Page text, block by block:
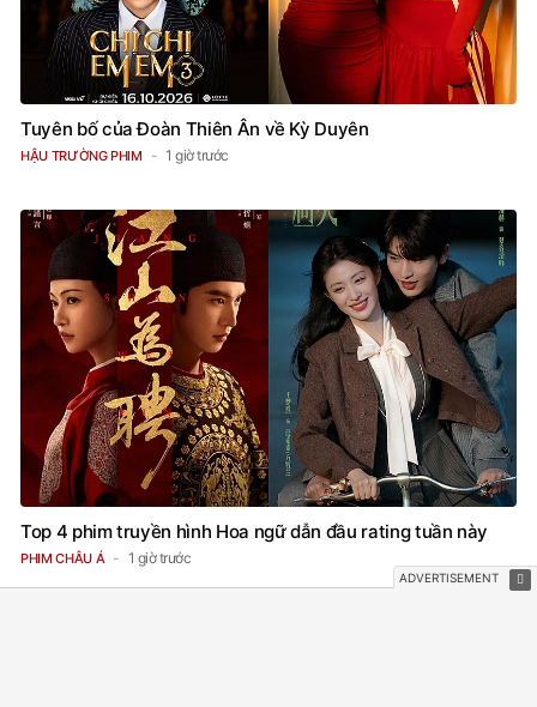
Tuyên bố của Đoàn Thiên Ân về Kỳ Duyên
HẬU TRƯỜNG PHIM 1 giờ trước
Top 4 phim truyền hình Hoa ngữ dẫn đầu rating tuần này
PHIM CHÂU Á 1 giờ trước